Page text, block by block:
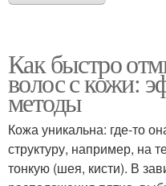
Как быстро
волос с кожи:
методы
Кожа уникальна: где-то
структуру, например, на
тонкую (шея, кисти). В